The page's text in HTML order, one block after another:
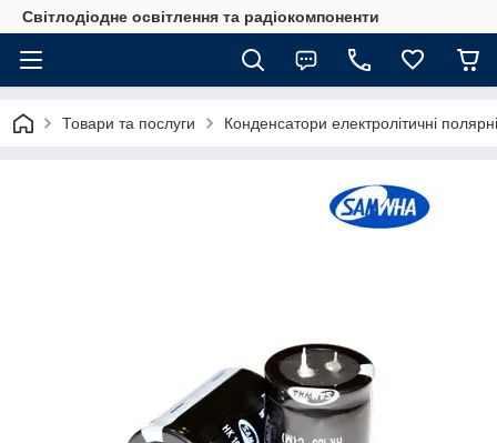
Світлодіодне освітлення та радіокомпоненти
Товари та послуги Конденсатори електролітичні